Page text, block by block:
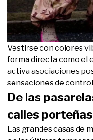
Vestirse con colores
forma directa como el
activa asociaciones
sensaciones de
De las
calles porteñas
Las grandes casas de